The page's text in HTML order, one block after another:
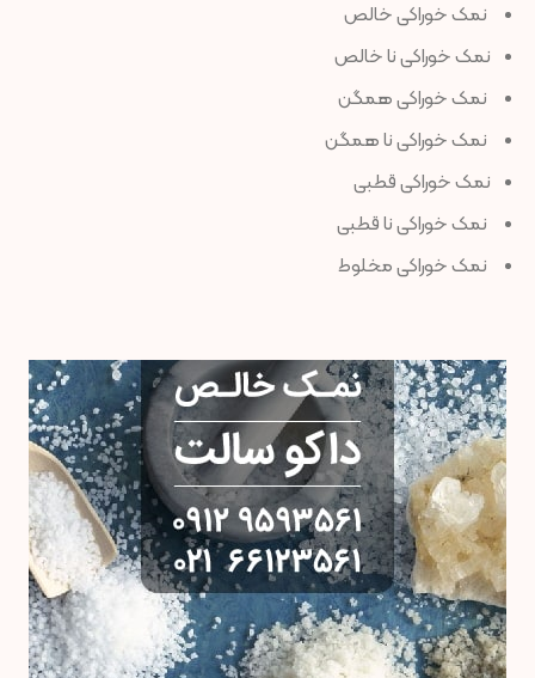
نمک خوراکی خالص
نمک خوراکی نا خالص
نمک خوراکی همگن
نمک خوراکی نا همگن
نمک خوراکی قطبی
نمک خوراکی نا قطبی
نمک خوراکی مخلوط